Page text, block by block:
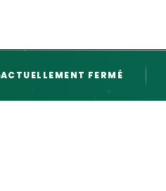
ACTUELLEMENT FERMÉ